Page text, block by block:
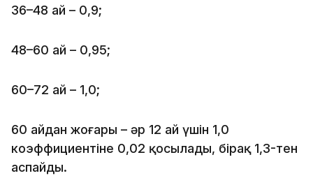
36–48 ай – 0,9;
48–60 ай – 0,95;
60–72 ай – 1,0;
60 айдан жоғары – әр 12 ай үшін 1,0
коэффициентіне 0,02 қосылады, бірақ 1,3-тен
аспайды.